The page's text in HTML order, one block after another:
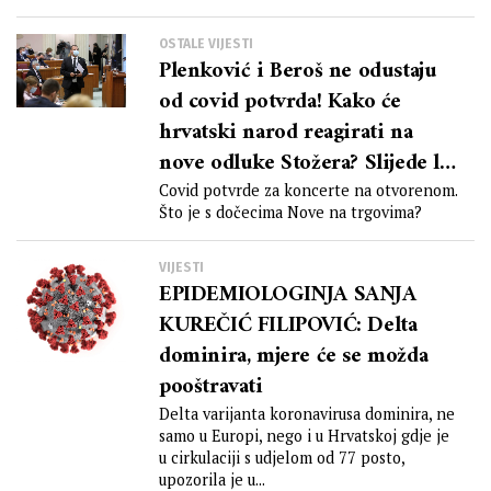
OSTALE VIJESTI
Plenković i Beroš ne odustaju
od covid potvrda! Kako će
hrvatski narod reagirati na
nove odluke Stožera? Slijede li
novi veliki prosvjedi?
Covid potvrde za koncerte na otvorenom.
Što je s dočecima Nove na trgovima?
VIJESTI
EPIDEMIOLOGINJA SANJA
KUREČIĆ FILIPOVIĆ: Delta
dominira, mjere će se možda
pooštravati
Delta varijanta koronavirusa dominira, ne
samo u Europi, nego i u Hrvatskoj gdje je
u cirkulaciji s udjelom od 77 posto,
upozorila je u...